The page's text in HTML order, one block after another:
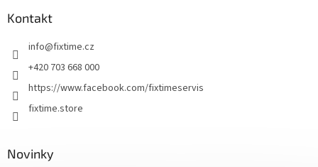
Kontakt
info@fixtime.cz
+420 703 668 000
https://www.facebook.com/fixtimeservis
fixtime.store
Novinky